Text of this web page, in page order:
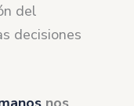
del
decisiones